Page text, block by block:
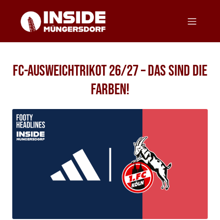
FC-Ausweichtrikot 26/27 – Das sind die
Farben!